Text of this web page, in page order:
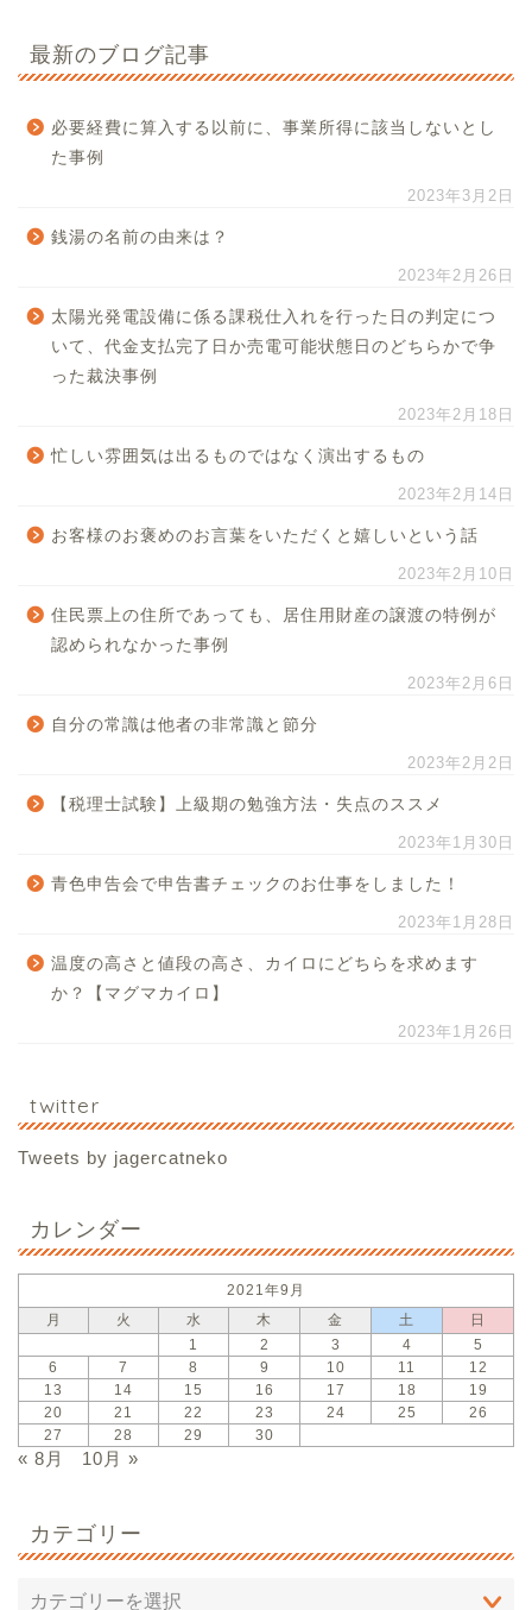
最新のブログ記事
必要経費に算入する以前に、事業所得に該当しないとし
た事例
2023年3月2日
銭湯の名前の由来は？
2023年2月26日
太陽光発電設備に係る課税仕入れを行った日の判定につ
いて、代金支払完了日か売電可能状態日のどちらかで争
った裁決事例
2023年2月18日
忙しい雰囲気は出るものではなく演出するもの
2023年2月14日
お客様のお褒めのお言葉をいただくと嬉しいという話
2023年2月10日
住民票上の住所であっても、居住用財産の譲渡の特例が
認められなかった事例
2023年2月6日
自分の常識は他者の非常識と節分
2023年2月2日
【税理士試験】上級期の勉強方法・失点のススメ
2023年1月30日
青色申告会で申告書チェックのお仕事をしました！
2023年1月28日
温度の高さと値段の高さ、カイロにどちらを求めます
か？【マグマカイロ】
2023年1月26日
twitter
Tweets by jagercatneko
カレンダー
2021年9月
月
火 水 木 金 土
日
1
2 3 4
5
6
7 8 9 10 11
12
13
14 15 16 17 18
19
20
21 22 23 24 25
26
27
28 29 30
« 8月 10月 »
カテゴリー